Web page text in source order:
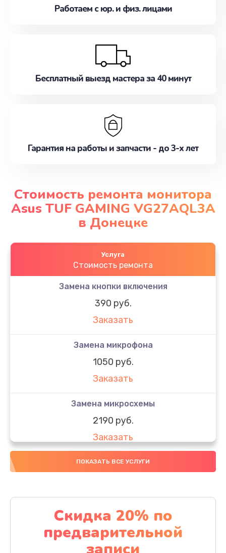
Работаем с юр. и физ. лицами
Бесплатный выезд мастера за 40 минут
Гарантия на работы и запчасти - до 3-х лет
Стоимость ремонта монитора
Asus TUF GAMING VG27AQL3A
в Донецке
Услуга
Стоимость ремонта
Замена кнопки включения
390 руб.
Заказать
Замена микрофона
1050 руб.
Заказать
Замена микросхемы
2190 руб.
Заказать
Замена передней камеры
Заказать
Замена полифонического динамика
390 руб.
ПОКАЗАТЬ ВСЕ УСЛУГИ
Скидка 20% по
предварительной